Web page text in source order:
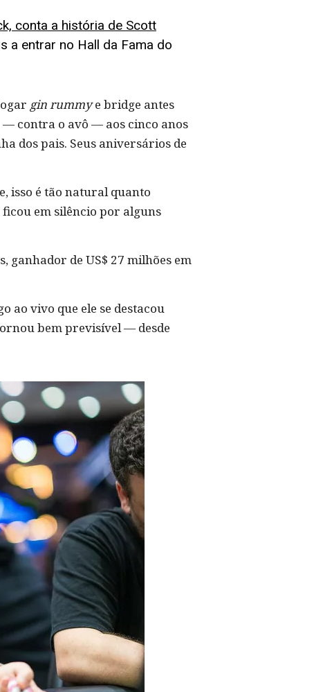
conta a história de Scott
a entrar no Hall da Fama do
gin rummye bridge antes
contra o avô — aos cinco anos
dos pais. Seus aniversários de
isso é tão natural quanto
em silêncio por alguns
ganhador de US$ 27 milhões em
ao vivo que ele se destacou
bem previsível — desde